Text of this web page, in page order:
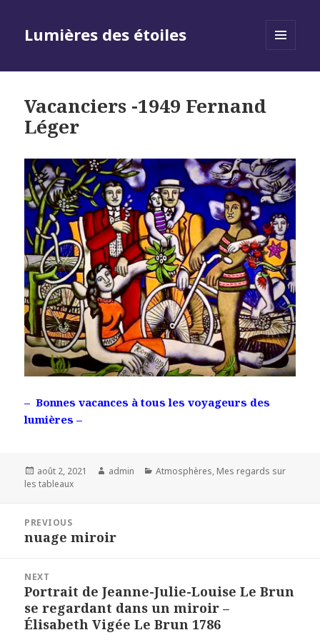
Lumières des étoiles
Vacanciers -1949 Fernand
Léger
– Bonnes vacances à tous les voyageurs des
lumières –
Posted
on
août 2, 2021 Author
admin Categories
Atmosphères, Mes regards sur
les tableaux
l’article
PREVIOUS
Previous
nuage miroir
NEXT
Next
post:
Portrait de Jeanne-Julie-Louise Le Brun
se regardant dans un miroir –
Élisabeth Vigée Le Brun 1786